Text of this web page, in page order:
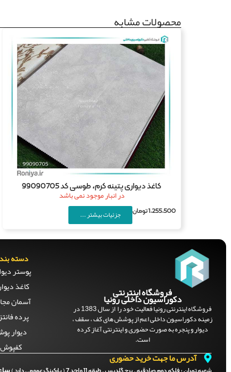
محصولات مشابه
کاغذ دیواری پتینه کرم، طوسی کد 99090705
در انبار موجود نمی باشد
1,255,500تومان جزئیات بیشتر ...
فروشگاه اینترنتی
دکوراسیون داخلی رونیا
فروشگاه اینترنتی رونیا فعالیت خود را از سال 1383 در
زمینه دکوراسیون داخلی اعم از پوشش های کف ، سقف ،
دیوار و پنجره به صورت حضوری و اینترنتی آغاز کرده
است.
دسته
پوستر
کاغذ
آسمان
پرده
دیوار
کفپوش
آدرس ما جهت خرید حضوری